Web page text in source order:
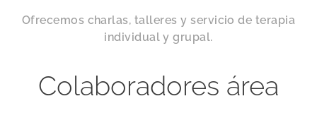
Ofrecemos charlas, talleres y servicio de terapia
individual y grupal.
Colaboradores área